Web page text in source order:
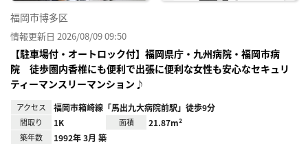
福岡市博多区
情報更新日 2026/08/09 09:50
【駐車場付・オートロック付】福岡県庁・九州病院・福岡市病
院 徒歩圏内香椎にも便利で出張に便利な女性も安心なセキュリ
ティーマンスリーマンション♪
アクセス 福岡市箱崎線「馬出九大病院前駅」徒歩9分
間取り 1K 面積 21.87m²
築年数 1992年 3月 築